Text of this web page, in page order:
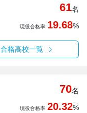
61名
現役合格率 19.68%
合格高校一覧
70名
現役合格率 20.32%